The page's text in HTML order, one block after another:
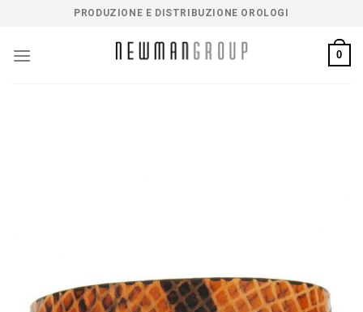
contenuti
PRODUZIONE E DISTRIBUZIONE OROLOGI
0